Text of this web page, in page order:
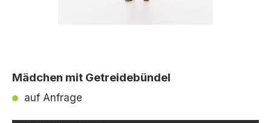
Mädchen mit Getreidebündel
auf Anfrage